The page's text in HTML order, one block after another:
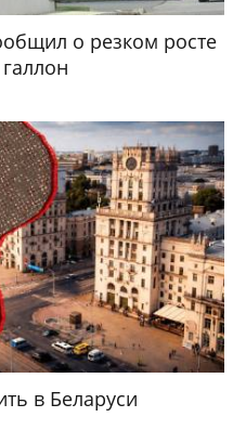
о резком росте
в Беларуси